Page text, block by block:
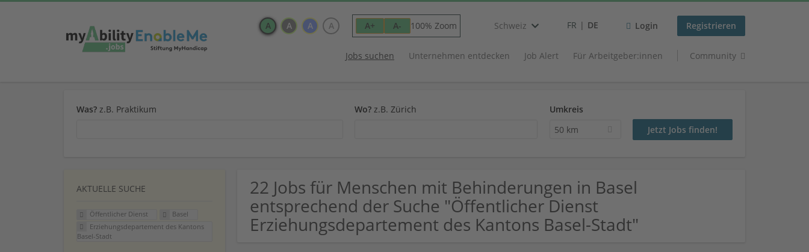
A A A A A+ A- 100% Zoom Schweiz FR DE Login Registrieren
Jobs suchen Unternehmen entdecken Job Alert Für Arbeitgeber:innen Community
Was? z.B. Praktikum Wo? z.B. Zürich
Umkreis
50 km
AKTUELLE SUCHE
Öffentlicher Dienst
Basel
Erziehungsdepartement des Kantons
Basel-Stadt
22 Jobs für Menschen mit Behinderungen in Basel
entsprechend der Suche "Öffentlicher Dienst
Erziehungsdepartement des Kantons Basel-Stadt"